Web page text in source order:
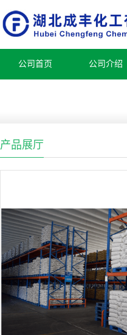
公司首页 公司介绍
产品展厅